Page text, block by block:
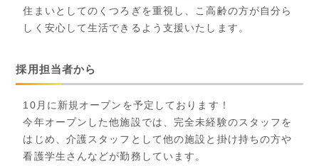
住まいとしてのくつろぎを重視し、こ高齢の方が自分ら
しく安心して生活できるよう支援いたします。
採用担当者から
10月に新規オープンを予定しております！
今年オープンした他施設では、完全未経験のスタッフを
はじめ、介護スタッフとして他の施設と掛け持ちの方や
看護学生さんなどが勤務しています。